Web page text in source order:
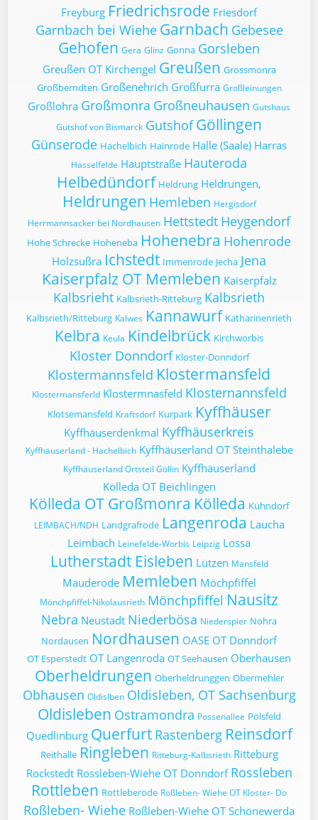
Freyburg Friedrichsrode Friesdorf
Garnbach bei Wiehe Garnbach Gebesee
Gehofen Gera Glinz Gonna Gorsleben
Greußen OT Kirchengel Greußen Grossmonra
Großberndten Großenehrich Großfurra Großleinungen
Großlohra Großmonra Großneuhausen Gutshaus
Gutshof von Bismarck Gutshof Göllingen
Günserode Hachelbich Hainrode Halle (Saale) Harras
Hasselfelde Hauptstraße Hauteroda
Helbedündorf Heldrung Heldrungen,
Heldrungen Hemleben Hergisdorf
Herrmannsacker bei Nordhausen Hettstedt Heygendorf
Hohe Schrecke Hoheneba Hohenebra Hohenrode
Holzsußra Ichstedt Immenrode Jecha Jena
Kaiserpfalz OT Memleben Kaiserpfalz
Kalbsrieht Kalbsrieth-Ritteburg Kalbsrieth
Kalbsrieth/Ritteburg Kalwes Kannawurf Katharinenrieth
Kelbra Keula Kindelbrück Kirchworbis
Kloster Donndorf Kloster-Donndorf
Klostermannsfeld Klostermansfeld
Klostermansferld Klostermnasfeld Klosternannsfeld
Klotsemansfeld Kraftsdorf Kurpark Kyffhäuser
Kyffhäuserdenkmal Kyffhäuserkreis
Kyffhäuserland - Hachelbich Kyffhäuserland OT Steinthalebe
Kyffhäuserland Ortsteil Göllin Kyffhäuserland
Kölleda OT Beichlingen
Kölleda OT Großmonra Kölleda Kühndorf
LEIMBACH/NDH Landgrafrode Langenroda Laucha
Leimbach Leinefelde-Worbis Leipzig Lossa
Lutherstadt Eisleben Lützen Mansfeld
Mauderode Memleben Möchpfiffel
Mönchpfiffel-Nikolausrieth Mönchpfiffel Nausitz
Nebra Neustadt Niederbösa Niederspier Nohra
Nordausen Nordhausen OASE OT Donndorf
OT Esperstedt OT Langenroda OT Seehausen Oberhausen
Oberheldrungen Oberheldrunggen Obermehler
Obhausen Oldislben Oldisleben, OT Sachsenburg
Oldisleben Ostramondra Possenallee Pölsfeld
Quedlinburg Querfurt Rastenberg Reinsdorf
Reithalle Ringleben Ritteburg-Kalbsrieth Ritteburg
Rockstedt Rossleben-Wiehe OT Donndorf Rossleben
Rottleben Rottleberode Roßleben- Wiehe OT Kloster- Do
Roßleben- Wiehe Roßleben-Wiehe OT Schönewerda